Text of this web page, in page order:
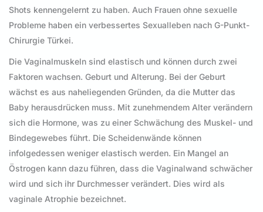
Shots kennengelernt zu haben. Auch Frauen ohne sexuelle
Probleme haben ein verbessertes Sexualleben nach G-Punkt-
Chirurgie Türkei.
Die Vaginalmuskeln sind elastisch und können durch zwei
Faktoren wachsen. Geburt und Alterung. Bei der Geburt
wächst es aus naheliegenden Gründen, da die Mutter das
Baby herausdrücken muss. Mit zunehmendem Alter verändern
sich die Hormone, was zu einer Schwächung des Muskel- und
Bindegewebes führt. Die Scheidenwände können
infolgedessen weniger elastisch werden. Ein Mangel an
Östrogen kann dazu führen, dass die Vaginalwand schwächer
wird und sich ihr Durchmesser verändert. Dies wird als
vaginale Atrophie bezeichnet.